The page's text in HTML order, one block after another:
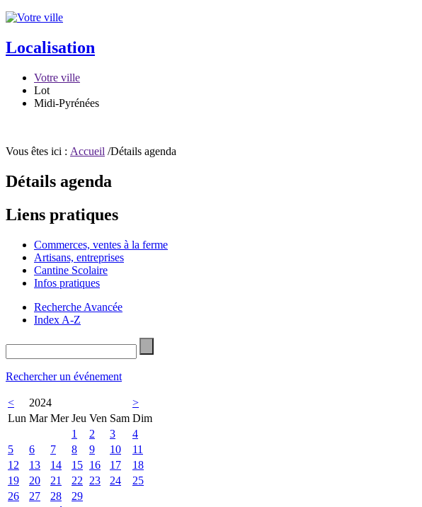
Localisation
Votre ville
Lot
Midi-Pyrénées
Vous êtes ici : Accueil /Détails agenda
Détails agenda
Liens pratiques
Commerces, ventes à la ferme
Artisans, entreprises
Cantine Scolaire
Infos pratiques
Recherche Avancée
Index A-Z
Rechercher un événement
< 2024
>
Lun Mar Mer Jeu Ven Sam Dim
1
2 3
4
5
6 7 8 9 10
11
12
13 14 15 16 17
18
19
20 21 22 23 24
25
26
27 28
29